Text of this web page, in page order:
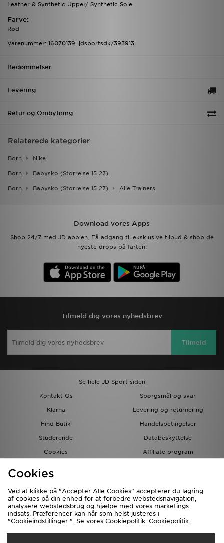
Leather & Synthetic Upper/ Synthetic Sole
Farve:
Rød
Varenummer: 16070139_jdsportsdk/393913
Bedømmelser
Levering
Retur og Ombytning
Relaterede kategorier
Born Nike
Born Babysko (storrelse 15 27)
Born Babysko (storrelse 15 27) Alle Trainers
Download vores Apps
Shop 24/7 med JD app'en. Få adgang til eksklusive tilbud & shop de
nyeste drops på farten!
Tilmeld dig vores nyhedsbrev
Tilmeld
Se hele JD Sport siden
Kontakt Os
Spørgsmål og svar
Klarna
Levering og returnering
Find Butik
Handelsbetingelser
Studerende
Databeskyttelse
Cookies
Affiliate program
Forsendelse Til
Cookies
Ved at klikke på "Accepter Alle Cookies" accepterer du lagring
af cookies på din enhed for at forbedre webstedsnavigation,
analysere webstedsbrug og hjælpe med vores marketings
indsats. Præferencer kan når som helst justeres i
"Cookieindstillinger ". Se vores Cookiepolitik. Cookiepolitik